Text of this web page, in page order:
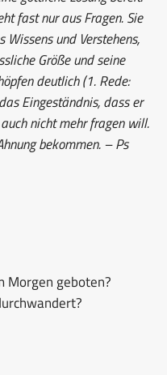
fast nur aus Fragen. Sie
Wissens und Verstehens,
Größe und seine
deutlich (1. Rede:
Eingeständnis, dass er
nicht mehr fragen will.
bekommen. – Ps
Morgen geboten?